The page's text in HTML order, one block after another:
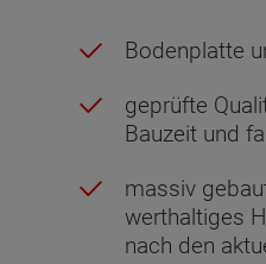
Bodenplatte
geprüfte
Bauzeit und
massiv
werthaltiges
nach den